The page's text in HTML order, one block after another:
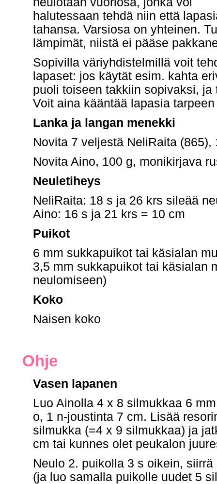
halutessaan tehdä niin että
tahansa. Varsiosa on yhteinen.
lämpimät, niistä ei pääse
Sopivilla väriyhdistelmillä voit
lapaset: jos käytät esim. kahta
puoli toiseen takkiin sopivaksi,
Voit aina kääntää lapasia
Lanka ja langan menekki
Novita 7 veljestä NeliRaita (865),
Novita Aino, 100 g, monikirjava
Neuletiheys
NeliRaita: 18 s ja 26 krs sileää
Aino: 16 s ja 21 krs = 10 cm
Puikot
6 mm sukkapuikot tai käsialan
3,5 mm sukkapuikot tai käsialan
neulomiseen)
Koko
Naisen koko
Ohje
Vasen lapanen
Luo Ainolla 4 x 8 silmukkaa 6
o, 1 n-joustinta 7 cm. Lisää
silmukka (=4 x 9 silmukkaa) ja
cm tai kunnes olet peukalon
Neulo 2. puikolla 3 s oikein,
(ja luo samalla puikolle uudet 5